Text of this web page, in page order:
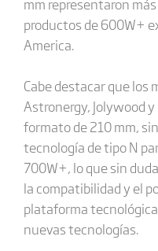
productos de 600W+
America.
Cabe destacar que los
Astronergy, Jolywood
formato de 210 mm,
tecnología de tipo N
700W+, lo que sin
la compatibilidad y el
plataforma
nuevas tecnologías.